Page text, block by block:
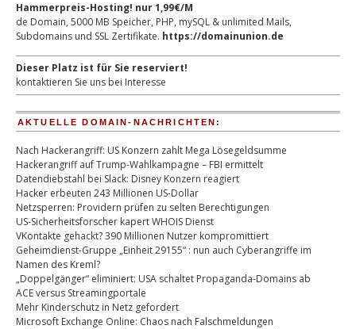
Hammerpreis-Hosting! nur 1,99€/M
de Domain, 5000 MB Speicher, PHP, mySQL & unlimited Mails,
Subdomains und SSL Zertifikate. https://domainunion.de
Dieser Platz ist für Sie reserviert!
kontaktieren Sie uns bei Interesse
AKTUELLE DOMAIN-NACHRICHTEN:
Nach Hackerangriff: US Konzern zahlt Mega Lösegeldsumme
Hackerangriff auf Trump-Wahlkampagne – FBI ermittelt
Datendiebstahl bei Slack: Disney Konzern reagiert
Hacker erbeuten 243 Millionen US-Dollar
Netzsperren: Providern prüfen zu selten Berechtigungen
US-Sicherheitsforscher kapert WHOIS Dienst
VKontakte gehackt? 390 Millionen Nutzer kompromittiert
Geheimdienst-Gruppe „Einheit 29155“ : nun auch Cyberangriffe im
Namen des Kreml?
„Doppelgänger“ eliminiert: USA schaltet Propaganda-Domains ab
ACE versus Streamingportale
Mehr Kinderschutz in Netz gefordert
Microsoft Exchange Online: Chaos nach Falschmeldungen